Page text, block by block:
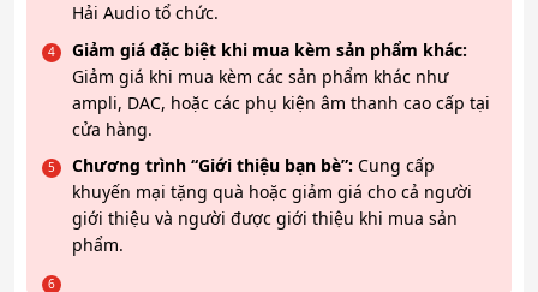
Hải Audio tổ chức.
Giảm giá đặc biệt khi mua kèm sản phẩm khác:
Giảm giá khi mua kèm các sản phẩm khác như
ampli, DAC, hoặc các phụ kiện âm thanh cao cấp tại
cửa hàng.
Chương trình “Giới thiệu bạn bè”: Cung cấp
khuyến mại tặng quà hoặc giảm giá cho cả người
giới thiệu và người được giới thiệu khi mua sản
phẩm.